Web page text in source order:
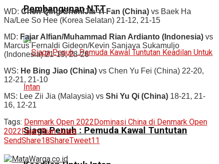
Pembangunan NTT
Siaga Penuh : Pemuda Kawal Tuntutan
WD: Chen Qing Chen/Jia Yi Fan (China) vs Baek Ha
Na/Lee So Hee (Korea Selatan) 21-12, 21-15
MD: Fajar Alfian/Muhammad Rian Ardianto (Indonesia) vs
Marcus Fernaldi Gideon/Kevin Sanjaya Sukamuljo
(Indonesia) 21-19, 28-26
WS: He Bing Jiao (China) vs Chen Yu Fei (China) 22-20,
12-21, 21-10
MS: Lee Zii Jia (Malaysia) vs Shi Yu Qi (China) 18-21, 21-
16, 12-21
Tags: Denmark Open 2022Dominasi China di Denmark Open
2022Fajar/Rian Juara
SendShare18ShareTweet11